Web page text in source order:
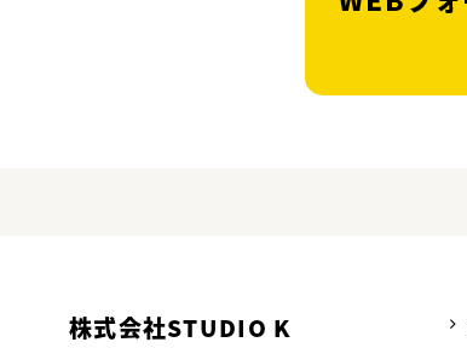
株式会社STUDIO K